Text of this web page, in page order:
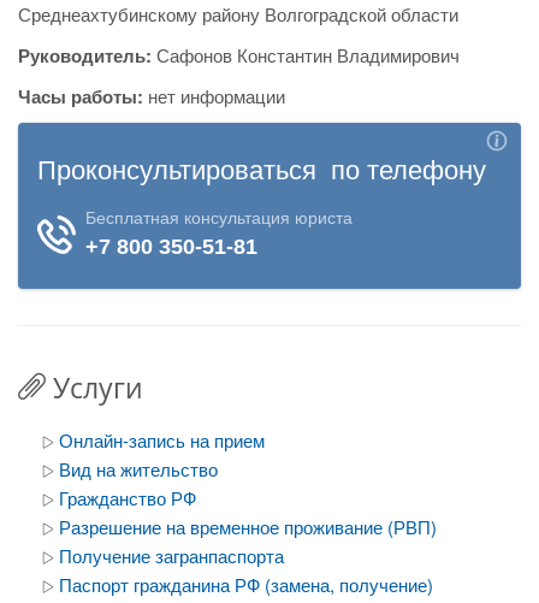
Среднеахтубинскому району Волгоградской области
Руководитель: Сафонов Константин Владимирович
Часы работы: нет информации
Услуги
Онлайн-запись на прием
Вид на жительство
Гражданство РФ
Разрешение на временное проживание (РВП)
Получение загранпаспорта
Паспорт гражданина РФ (замена, получение)